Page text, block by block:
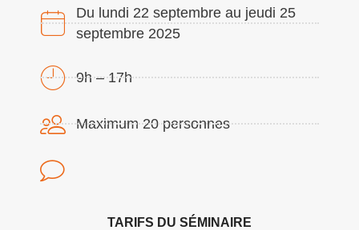
Du lundi 22 septembre au jeudi 25
septembre 2025
9h – 17h
Maximum 20 personnes
TARIFS DU SÉMINAIRE